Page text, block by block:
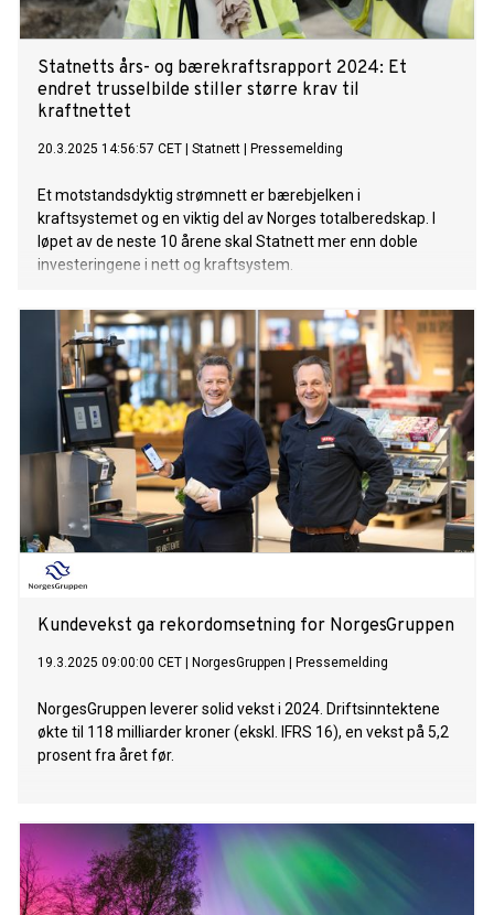
Statnetts års- og bærekraftsrapport 2024: Et
endret trusselbilde stiller større krav til
kraftnettet
20.3.2025 14:56:57 CET Statnett Pressemelding
Et motstandsdyktig strømnett er bærebjelken i
kraftsystemet og en viktig del av Norges totalberedskap. I
løpet av de neste 10 årene skal Statnett mer enn doble
investeringene i nett og kraftsystem.
Kundevekst ga rekordomsetning for NorgesGruppen
19.3.2025 09:00:00 CET NorgesGruppen Pressemelding
NorgesGruppen leverer solid vekst i 2024. Driftsinntektene
økte til 118 milliarder kroner (ekskl. IFRS 16), en vekst på 5,2
prosent fra året før.